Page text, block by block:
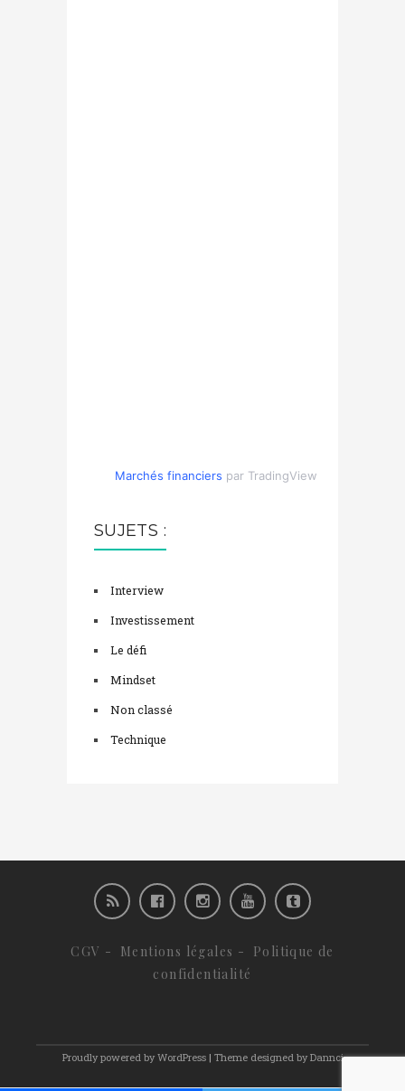
Marchés financiers par TradingView
SUJETS :
Interview
Investissement
Le défi
Mindset
Non classé
Technique
CGV - Mentions légales - Politique de
confidentialité
Proudly powered by WordPress| Theme designed by Dannci